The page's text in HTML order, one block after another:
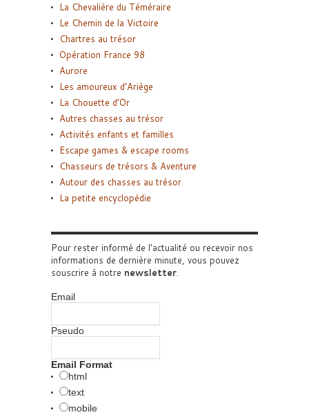
La Chevalière du Téméraire
Le Chemin de la Victoire
Chartres au trésor
Opération France 98
Aurore
Les amoureux d’Ariège
La Chouette d’Or
Autres chasses au trésor
Activités enfants et familles
Escape games & escape rooms
Chasseurs de trésors & Aventure
Autour des chasses au trésor
La petite encyclopédie
Pour rester informé de l'actualité ou recevoir nos
informations de dernière minute, vous pouvez
souscrire à notre newsletter.
Email
Pseudo
Email Format
html
text
mobile